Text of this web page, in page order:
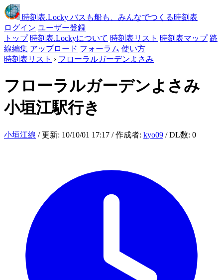
時刻表.Locky バスも船も、みんなでつくる時刻表
ログイン ユーザー登録
トップ 時刻表.Lockyについて 時刻表リスト 時刻表マップ 路
線編集 アップロード フォーラム 使い方
時刻表リスト › フローラルガーデンよさみ
フローラルガーデンよさみ
小垣江駅行き
小垣江線 / 更新: 10/10/01 17:17 / 作成者: kyo09 / DL数: 0